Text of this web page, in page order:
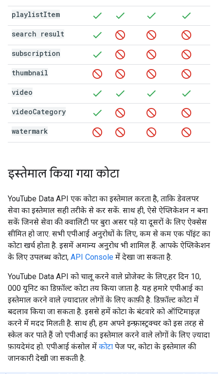
playlistItem
search result
subscription
thumbnail
video
videoCategory
watermark
इस्तेमाल किया गया कोटा
YouTube Data API एक कोटा का इस्तेमाल करता है, ताकि डेवलपर
सेवा का इस्तेमाल सही तरीके से कर सकें. साथ ही, ऐसे ऐप्लिकेशन न बना
सकें जिनसे सेवा की क्वालिटी पर बुरा असर पड़े या दूसरों के लिए ऐक्सेस
सीमित हो जाए. सभी एपीआई अनुरोधों के लिए, कम से कम एक पॉइंट का
कोटा खर्च होता है. इसमें अमान्य अनुरोध भी शामिल हैं. आपके ऐप्लिकेशन
के लिए उपलब्ध कोटा, API Console में देखा जा सकता है.
YouTube Data API को चालू करने वाले प्रोजेक्ट के लिए,हर दिन 10,
000 यूनिट का डिफ़ॉल्ट कोटा तय किया जाता है. यह हमारे एपीआई का
इस्तेमाल करने वाले ज़्यादातर लोगों के लिए काफ़ी है. डिफ़ॉल्ट कोटा में
बदलाव किया जा सकता है. इससे हमें कोटा के बंटवारे को ऑप्टिमाइज़
करने में मदद मिलती है. साथ ही, हम अपने इन्फ़्रास्ट्रक्चर को इस तरह से
स्केल कर पाते हैं जो एपीआई का इस्तेमाल करने वाले लोगों के लिए ज़्यादा
फ़ायदेमंद हो. एपीआई कंसोल में कोटा पेज पर, कोटा के इस्तेमाल की
जानकारी देखी जा सकती है.